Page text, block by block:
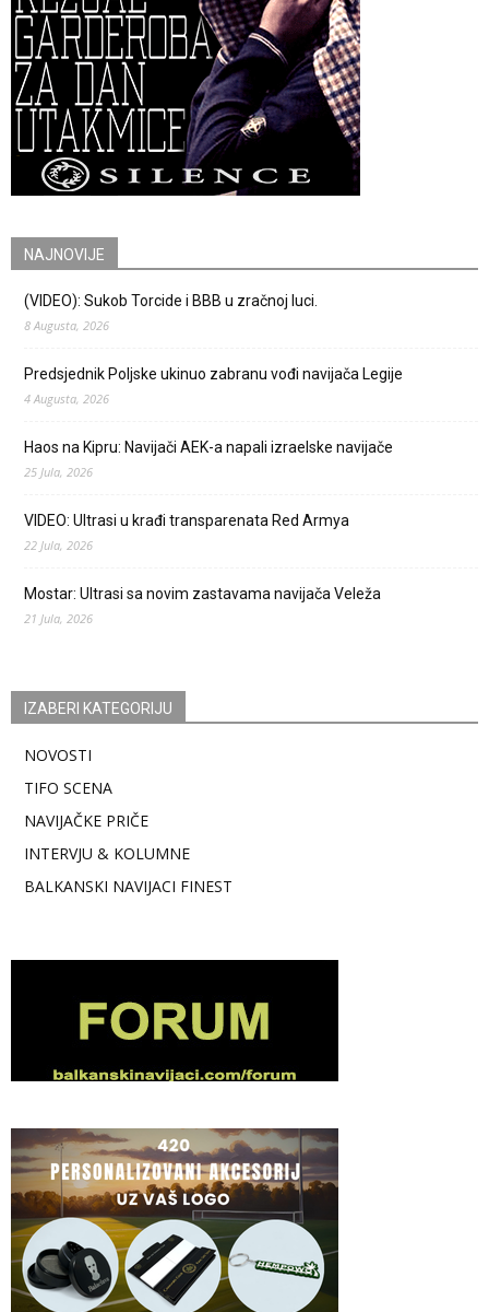
NAJNOVIJE
(VIDEO): Sukob Torcide i BBB u zračnoj luci.
8 Augusta, 2026
Predsjednik Poljske ukinuo zabranu vođi navijača Legije
4 Augusta, 2026
Haos na Kipru: Navijači AEK-a napali izraelske navijače
25 Jula, 2026
VIDEO: Ultrasi u krađi transparenata Red Armya
22 Jula, 2026
Mostar: Ultrasi sa novim zastavama navijača Veleža
21 Jula, 2026
IZABERI KATEGORIJU
NOVOSTI
TIFO SCENA
NAVIJAČKE PRIČE
INTERVJU & KOLUMNE
BALKANSKI NAVIJACI FINEST